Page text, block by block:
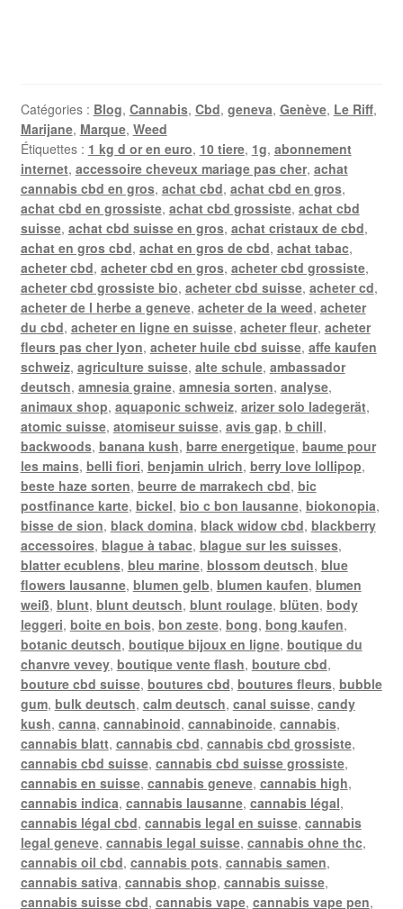
Catégories : Blog, Cannabis, Cbd, geneva, Genève, Le Riff,
Marijane, Marque, Weed
Étiquettes : 1 kg d or en euro, 10 tiere, 1g, abonnement
internet, accessoire cheveux mariage pas cher, achat
cannabis cbd en gros, achat cbd, achat cbd en gros,
achat cbd en grossiste, achat cbd grossiste, achat cbd
suisse, achat cbd suisse en gros, achat cristaux de cbd,
achat en gros cbd, achat en gros de cbd, achat tabac,
acheter cbd, acheter cbd en gros, acheter cbd grossiste,
acheter cbd grossiste bio, acheter cbd suisse, acheter cd,
acheter de l herbe a geneve, acheter de la weed, acheter
du cbd, acheter en ligne en suisse, acheter fleur, acheter
fleurs pas cher lyon, acheter huile cbd suisse, affe kaufen
schweiz, agriculture suisse, alte schule, ambassador
deutsch, amnesia graine, amnesia sorten, analyse,
animaux shop, aquaponic schweiz, arizer solo ladegerät,
atomic suisse, atomiseur suisse, avis gap, b chill,
backwoods, banana kush, barre energetique, baume pour
les mains, belli fiori, benjamin ulrich, berry love lollipop,
beste haze sorten, beurre de marrakech cbd, bic
postfinance karte, bickel, bio c bon lausanne, biokonopia,
bisse de sion, black domina, black widow cbd, blackberry
accessoires, blague à tabac, blague sur les suisses,
blatter ecublens, bleu marine, blossom deutsch, blue
flowers lausanne, blumen gelb, blumen kaufen, blumen
weiß, blunt, blunt deutsch, blunt roulage, blüten, body
leggeri, boite en bois, bon zeste, bong, bong kaufen,
botanic deutsch, boutique bijoux en ligne, boutique du
chanvre vevey, boutique vente flash, bouture cbd,
bouture cbd suisse, boutures cbd, boutures fleurs, bubble
gum, bulk deutsch, calm deutsch, canal suisse, candy
kush, canna, cannabinoid, cannabinoide, cannabis,
cannabis blatt, cannabis cbd, cannabis cbd grossiste,
cannabis cbd suisse, cannabis cbd suisse grossiste,
cannabis en suisse, cannabis geneve, cannabis high,
cannabis indica, cannabis lausanne, cannabis légal,
cannabis légal cbd, cannabis legal en suisse, cannabis
legal geneve, cannabis legal suisse, cannabis ohne thc,
cannabis oil cbd, cannabis pots, cannabis samen,
cannabis sativa, cannabis shop, cannabis suisse,
cannabis suisse cbd, cannabis vape, cannabis vape pen,